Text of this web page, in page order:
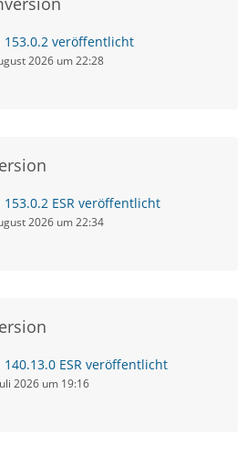
veröffentlicht
2026 um 22:28
ESR veröffentlicht
2026 um 22:34
ESR veröffentlicht
2026 um 19:16